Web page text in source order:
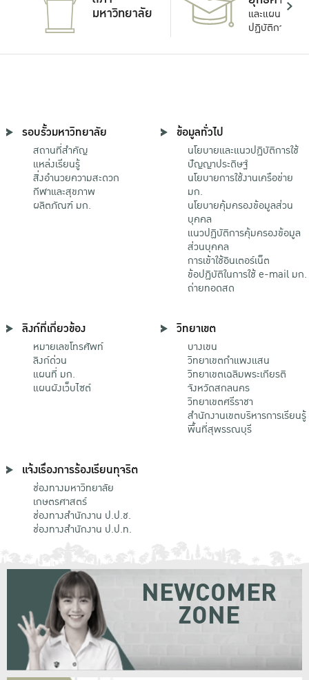
มหาวิทยาลัย
และแผน
ปฏิบัติการ
รอบรั้วมหาวิทยาลัย
สถานที่สำคัญ
แหล่งเรียนรู้
สิ่งอำนวยความสะดวก
กีฬาและสุขภาพ
ผลิตภัณฑ์ มก.
ข้อมูลทั่วไป
นโยบายและแนวปฏิบัติการใช้
ปัญญาประดิษฐ์
นโยบายการใช้งานเครือข่าย
มก.
นโยบายคุ้มครองข้อมูลส่วน
บุคคล
แนวปฏิบัติการคุ้มครองข้อมูล
ส่วนบุคคล
การเข้าใช้อินเตอร์เน็ต
ข้อปฏิบัติในการใช้ e-mail มก.
ถ่ายทอดสด
ลิงก์ที่เกี่ยวข้อง
หมายเลขโทรศัพท์
ลิงก์ด่วน
แผนที่ มก.
แผนผังเว็บไซต์
วิทยาเขต
บางเขน
วิทยาเขตกําแพงแสน
วิทยาเขตเฉลิมพระเกียรติ
จังหวัดสกลนคร
วิทยาเขตศรีราชา
สำนักงานเขตบริหารการเรียนรู้
พื้นที่สุพรรณบุรี
แจ้งเรื่องการร้องเรียนทุจริต
ช่องทางมหาวิทยาลัย
เกษตรศาสตร์
ช่องทางสำนักงาน ป.ป.ช.
ช่องทางสำนักงาน ป.ป.ท.
NEWCOMER
ZONE